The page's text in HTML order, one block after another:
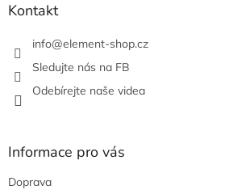
Kontakt
info@element-shop.cz
Sledujte nás na FB
Odebírejte naše videa
Informace pro vás
Doprava